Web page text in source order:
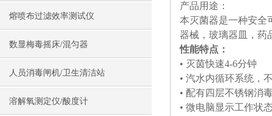
熔喷布过滤效率测试仪
数显梅毒摇床/混匀器
人员消毒闸机/卫生清洁站
溶解氧测定仪/酸度计
产品用途：
本灭菌器是一种安全
器械，玻璃器皿，药
性能特点：
• 灭茵快速4-6分钟
• 汽水内循环系统，
• 配有四层不锈钢消
• 微电脑显示工作状